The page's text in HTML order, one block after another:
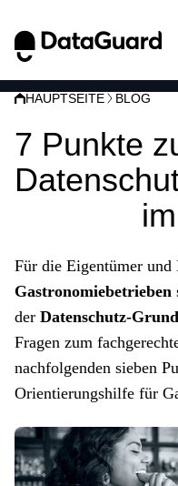
HAUPTSEITE BLOG
7 Punkte
Für die Eigentümer und
Gastronomiebetrieben
der Datenschutz-
Fragen zum
nachfolgenden sieben
Orientierungshilfe für